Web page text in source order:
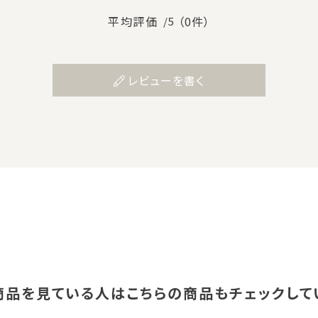
平均評価 /5 （0件）
レビューを書く
品を見ている人はこちらの商品もチェックし